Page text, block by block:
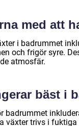
med att
i badrummet
och frigör syre.
atmosfär.
bäst i
badrummet
växter trivs i